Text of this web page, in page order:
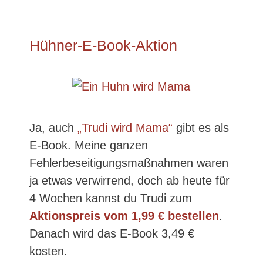
Hühner-E-Book-Aktion
Ja, auch „Trudi wird Mama“ gibt es als
E-Book. Meine ganzen
Fehlerbeseitigungsmaßnahmen waren
ja etwas verwirrend, doch ab heute für
4 Wochen kannst du Trudi zum
Aktionspreis vom 1,99 € bestellen.
Danach wird das E-Book 3,49 €
kosten.